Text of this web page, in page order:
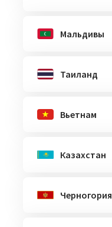
Мальдивы
Таиланд
Вьетнам
Казахстан
Черногория